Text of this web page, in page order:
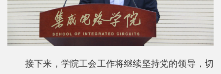
接下来，学院工会工作将继续坚持党的领导，切